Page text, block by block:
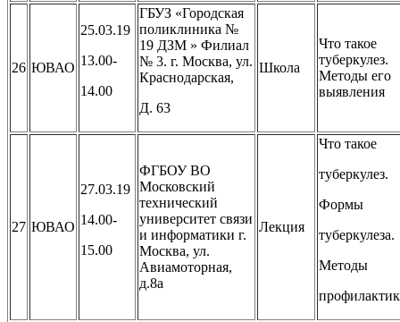
26 ЮВАО
25.03.19
13.00-
14.00
ГБУЗ «Городская
поликлиника №
19 ДЗМ » Филиал
№ 3. г. Москва, ул.
Краснодарская,
Д. 63
Школа
Что такое
туберкулез.
Методы его
выявления
27 ЮВАО
27.03.19
14.00-
15.00
ФГБОУ ВО
Московский
технический
университет связи
и информатики г.
Москва, ул.
Авиамоторная,
д.8а
Лекция
Что такое
туберкулез.
Формы
туберкулеза.
Методы